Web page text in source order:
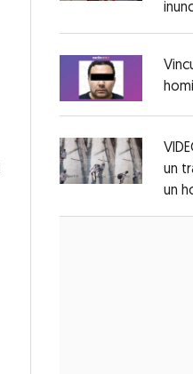
Opens in new
Opens in new
Opens in new
un
un